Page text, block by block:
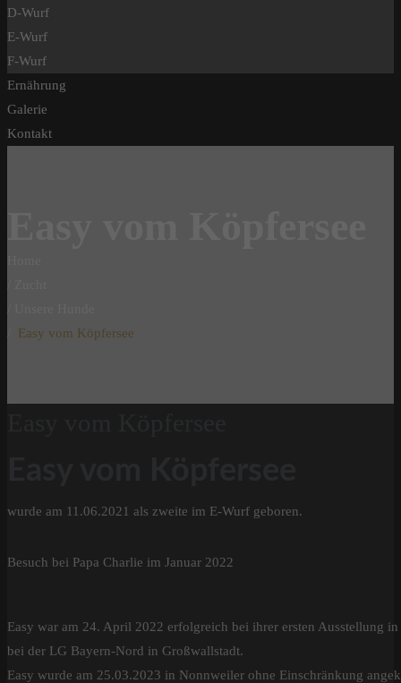
D-Wurf
E-Wurf
F-Wurf
Ernährung
Galerie
Kontakt
Easy vom Köpfersee
wurde am 11.06.2021 als zweite im E-Wurf geboren.
Besuch bei Papa Charlie im Januar 2022
Easy war am 24. April 2022 erfolgreich bei ihrer ersten Ausstellung
bei der LG Bayern-Nord in Großwallstadt.
Easy wurde am 25.03.2023 in Nonnweiler ohne Einschränkung